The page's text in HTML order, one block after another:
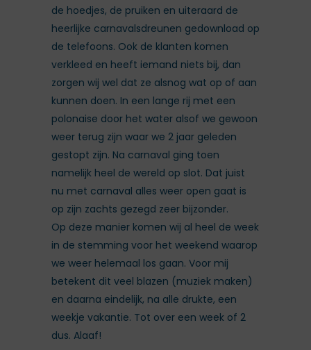
de hoedjes, de pruiken en uiteraard de
heerlijke carnavalsdreunen gedownload op
de telefoons. Ook de klanten komen
verkleed en heeft iemand niets bij, dan
zorgen wij wel dat ze alsnog wat op of aan
kunnen doen. In een lange rij met een
polonaise door het water alsof we gewoon
weer terug zijn waar we 2 jaar geleden
gestopt zijn. Na carnaval ging toen
namelijk heel de wereld op slot. Dat juist
nu met carnaval alles weer open gaat is
op zijn zachts gezegd zeer bijzonder.
Op deze manier komen wij al heel de week
in de stemming voor het weekend waarop
we weer helemaal los gaan. Voor mij
betekent dit veel blazen (muziek maken)
en daarna eindelijk, na alle drukte, een
weekje vakantie. Tot over een week of 2
dus. Alaaf!